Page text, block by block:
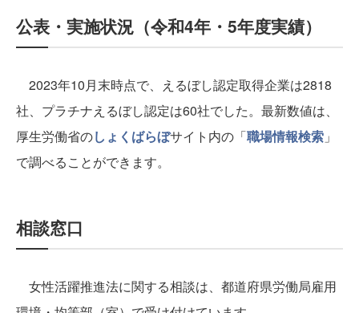
公表・実施状況（令和4年・5年度実績）
2023年10月末時点で、えるぼし認定取得企業は2818
社、プラチナえるぼし認定は60社でした。最新数値は、
厚生労働省のしょくばらぼサイト内の「職場情報検索 」
で調べることができます。
相談窓口
女性活躍推進法に関する相談は、都道府県労働局雇用